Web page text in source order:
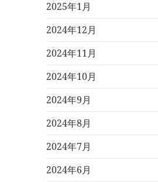
2025年1月
2024年12月
2024年11月
2024年10月
2024年9月
2024年8月
2024年7月
2024年6月